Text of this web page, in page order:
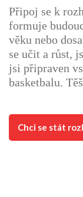
Připoj se k
formuje
věku nebo
se učit a růst,
jsi připraven
basketbalu.
Chci se stát